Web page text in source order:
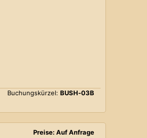
Buchungskürzel: BUSH-03B
Preise: Auf Anfrage